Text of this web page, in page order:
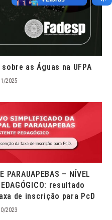
as Águas na UFPA
2025
PARAUAPEBAS – NÍVEL
resultado
de inscrição para PcD
2023